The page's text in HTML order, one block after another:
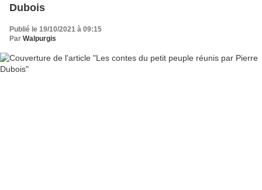
Dubois
Publié le 19/10/2021 à 09:15
Par Walpurgis